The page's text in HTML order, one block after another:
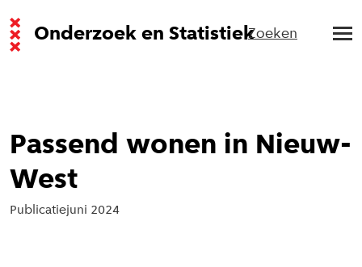
Onderzoek en StatistiekZoeken
Passend wonen in Nieuw-
West
Publicatiejuni 2024